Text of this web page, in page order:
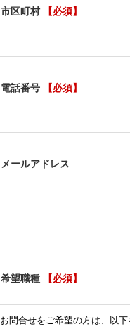
市区町村 【必須】
電話番号 【必須】
メールアドレス
希望職種 【必須】
お問合せをご希望の方は、以下